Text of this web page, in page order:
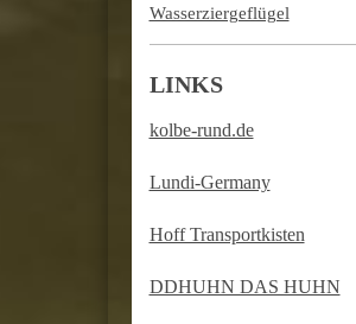
Wasserziergeflügel
LINKS
kolbe-rund.de
Lundi-Germany
Hoff Transportkisten
DDHUHN DAS HUHN